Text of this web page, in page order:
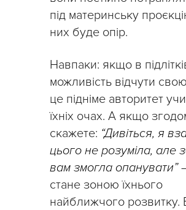
під материнську
них буде опір.
Навпаки: якщо в
можливість відчути
це підніме авторитет
їхніх очах. А якщо
скажете: “Дивіться, я
цього не розуміла, але
вам змогла опанувати”
стане зоною їхнього
найближчого розвитку.